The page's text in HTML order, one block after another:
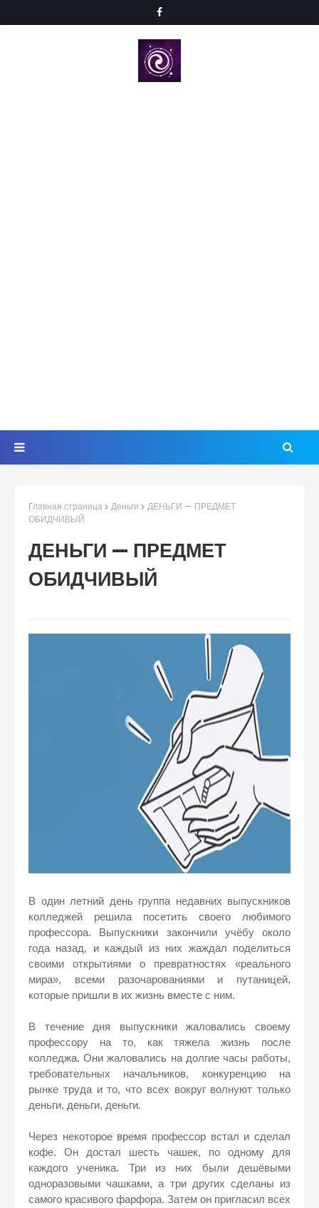
Главная страница Деньги
ДЕНЬГИ — ПРЕДМЕТ
ОБИДЧИВЫЙ
ДЕНЬГИ — ПРЕДМЕТ
ОБИДЧИВЫЙ
В один летний день группа недавних выпускников
колледжей решила посетить своего любимого
профессора. Выпускники закончили учёбу около
года назад, и каждый из них жаждал поделиться
своими открытиями о превратностях «реального
мира», всеми разочарованиями и путаницей,
которые пришли в их жизнь вместе с ним.
В течение дня выпускники жаловались своему
профессору на то, как тяжела жизнь после
колледжа. Они жаловались на долгие часы работы,
требовательных начальников, конкуренцию на
рынке труда и то, что всех вокруг волнуют только
деньги, деньги, деньги.
Через некоторое время профессор встал и сделал
кофе. Он достал шесть чашек, по одному для
каждого ученика. Три из них были дешёвыми
одноразовыми чашками, а три других сделаны из
самого красивого фарфора. Затем он пригласил всех